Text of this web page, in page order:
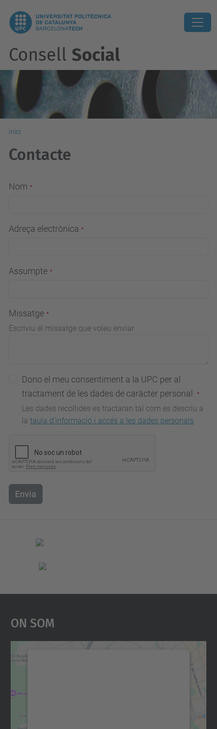
Consell Social
Inici
Contacte
Nom
Adreça electrònica
Assumpte
Missatge
Escriviu el missatge que voleu enviar
Dono el meu consentiment a la UPC per al
tractament de les dades de caràcter personal
Les dades recollides es tractaran tal com es descriu a
la taula d'informació i accés a les dades personals
Envia
On Som